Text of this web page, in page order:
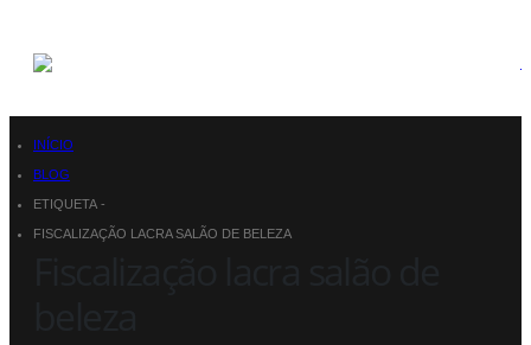
INÍCIO
BLOG
ETIQUETA -
FISCALIZAÇÃO LACRA SALÃO DE BELEZA